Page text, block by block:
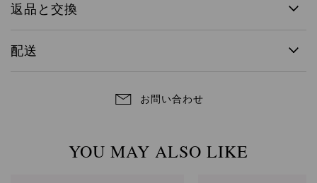
返品と交換
配送
お問い合わせ
YOU MAY ALSO LIKE